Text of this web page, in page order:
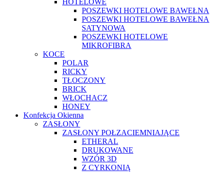
HOTELOWE
POSZEWKI HOTELOWE BAWEŁNA
POSZEWKI HOTELOWE BAWEŁNA
SATYNOWA
POSZEWKI HOTELOWE
MIKROFIBRA
KOCE
POLAR
RICKY
TŁOCZONY
BRICK
WŁOCHACZ
HONEY
Konfekcja Okienna
ZASŁONY
ZASŁONY POŁZACIEMNIAJĄCE
ETHERAL
DRUKOWANE
WZÓR 3D
Z CYRKONIĄ